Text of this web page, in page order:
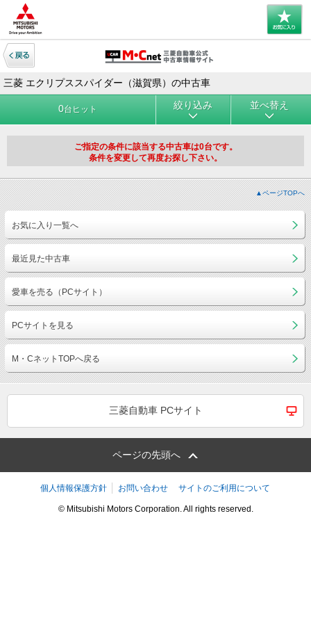
三菱 エクリプススパイダー（滋賀県）の中古車
0台ヒット 絞り込み 並べ替え
ご指定の条件に該当する中古車は0台です。
条件を変更して再度お探し下さい。
▲ページTOPへ
お気に入り一覧へ
最近見た中古車
愛車を売る（PCサイト）
PCサイトを見る
M・CネットTOPへ戻る
三菱自動車 PCサイト
ページの先頭へ
個人情報保護方針 お問い合わせ サイトのご利用について
© Mitsubishi Motors Corporation. All rights reserved.